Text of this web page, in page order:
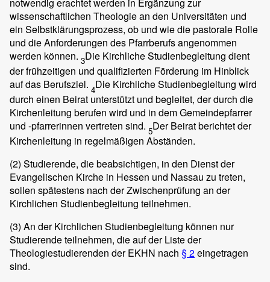
wissenschaftlichen Theologie an den Universitäten und
ein Selbstklärungsprozess, ob und wie die pastorale Rolle
und die Anforderungen des Pfarrberufs angenommen
werden können. 3Die Kirchliche Studienbegleitung dient
der frühzeitigen und qualifizierten Förderung im Hinblick
auf das Berufsziel. 4Die Kirchliche Studienbegleitung wird
durch einen Beirat unterstützt und begleitet, der durch die
Kirchenleitung berufen wird und in dem Gemeindepfarrer
und -pfarrerinnen vertreten sind. 5Der Beirat berichtet der
Kirchenleitung in regelmäßigen Abständen.
(2) Studierende, die beabsichtigen, in den Dienst der
Evangelischen Kirche in Hessen und Nassau zu treten,
sollen spätestens nach der Zwischenprüfung an der
Kirchlichen Studienbegleitung teilnehmen.
(3) An der Kirchlichen Studienbegleitung können nur
Studierende teilnehmen, die auf der Liste der
Theologiestudierenden der EKHN nach § 2eingetragen
sind.